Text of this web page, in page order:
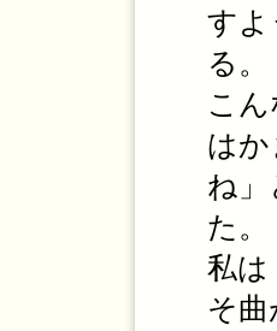
すよ
る。
こ
は
ね
た。
私は
そ